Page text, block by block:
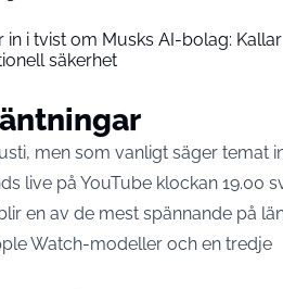
i tvist om Musks AI-bolag: Kallar
säkerhet
men som vanligt säger temat
live på YouTube klockan 19.00
en av de mest spännande på
Watch-modeller och en tredje